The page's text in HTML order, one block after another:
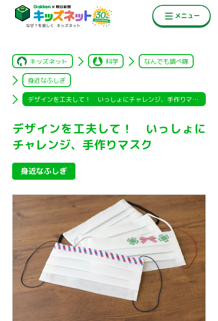
キッズネット 科学 なんでも調べ隊
身近なふしぎ
デザインを工夫して！ いっしょにチャレンジ、手作りマスク
デザインを工夫して！ いっしょに
チャレンジ、手作りマスク
身近なふしぎ